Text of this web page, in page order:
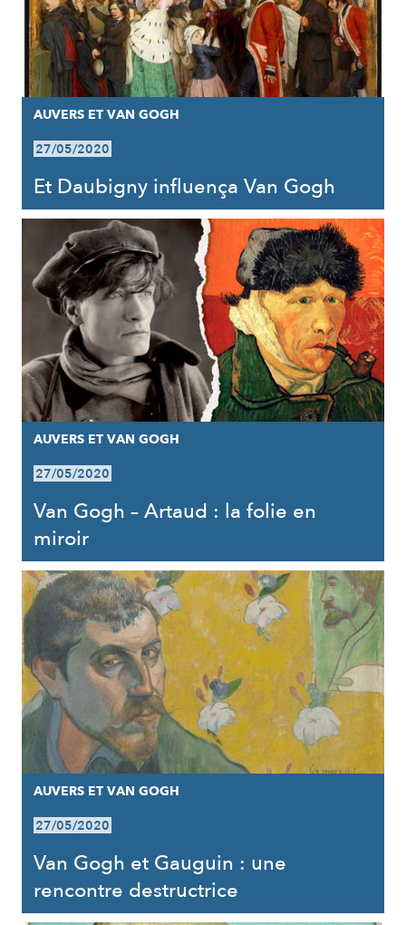
AUVERS ET VAN GOGH
27/05/2020
Et Daubigny influença Van Gogh
AUVERS ET VAN GOGH
27/05/2020
Van Gogh – Artaud : la folie en
miroir
AUVERS ET VAN GOGH
27/05/2020
Van Gogh et Gauguin : une
rencontre destructrice